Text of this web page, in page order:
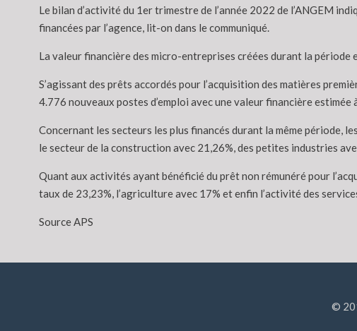
Le bilan d’activité du 1er trimestre de l’année 2022 de l’ANGEM
financées par l’agence, lit-on dans le communiqué.
La valeur financière des micro-entreprises créées durant la période
S’agissant des prêts accordés pour l’acquisition des matières
4.776 nouveaux postes d’emploi avec une valeur financière estimée
Concernant les secteurs les plus financés durant la même période,
le secteur de la construction avec 21,26%, des petites industries
Quant aux activités ayant bénéficié du prêt non rémunéré pour
taux de 23,23%, l’agriculture avec 17% et enfin l’activité des
Source APS
©